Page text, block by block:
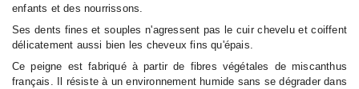
enfants et des nourrissons.
Ses dents fines et souples n'agressent pas le cuir chevelu et coiffent
délicatement aussi bien les cheveux fins qu'épais.
Ce peigne est fabriqué à partir de fibres végétales de miscanthus
français. Il résiste à un environnement humide sans se dégrader dans